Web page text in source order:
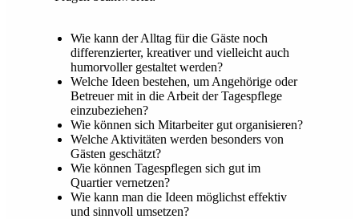
Wie kann der Alltag für die Gäste noch
differenzierter, kreativer und vielleicht auch
humorvoller gestaltet werden?
Welche Ideen bestehen, um Angehörige oder
Betreuer mit in die Arbeit der Tagespflege
einzubeziehen?
Wie können sich Mitarbeiter gut organisieren?
Welche Aktivitäten werden besonders von
Gästen geschätzt?
Wie können Tagespflegen sich gut im
Quartier vernetzen?
Wie kann man die Ideen möglichst effektiv
und sinnvoll umsetzen?